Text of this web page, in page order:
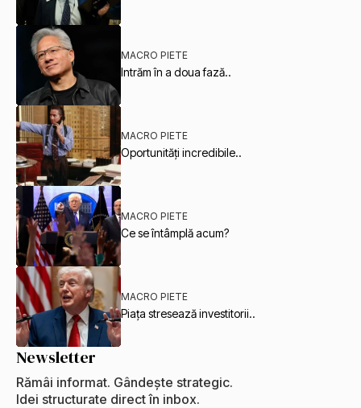
MACRO PIETE
Intrăm în a doua fază..
MACRO PIETE
Oportunități incredibile..
MACRO PIETE
Ce se întâmplă acum?
MACRO PIETE
Piața stresează investitorii..
Newsletter
Rămâi informat. Gândește strategic.
Idei structurate direct în inbox.